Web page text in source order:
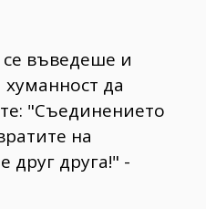
въведеше и
да
"Съединението
на
друг друга!" -